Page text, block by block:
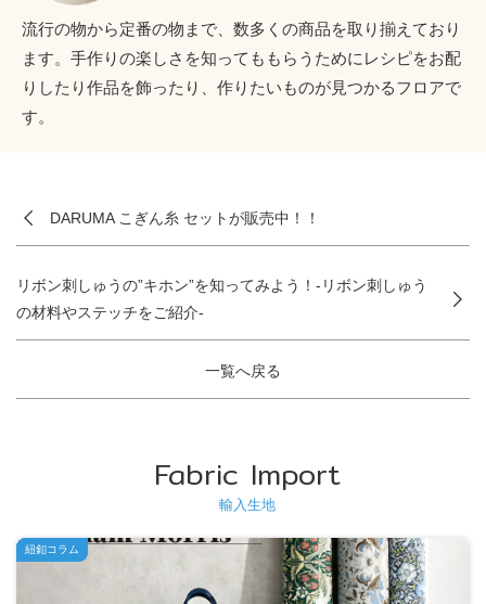
流行の物から定番の物まで、数多くの商品を取り揃えており
ます。手作りの楽しさを知ってももらうためにレシピをお配
りしたり作品を飾ったり、作りたいものが見つかるフロアで
す。
DARUMA こぎん糸 セットが販売中！！
一覧へ戻る
リボン刺しゅうの”キホン”を知ってみよう！-リボン刺しゅう
の材料やステッチをご紹介-
Fabric Import
輸入生地
紐釦コラム